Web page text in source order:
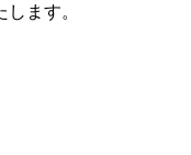
ます。